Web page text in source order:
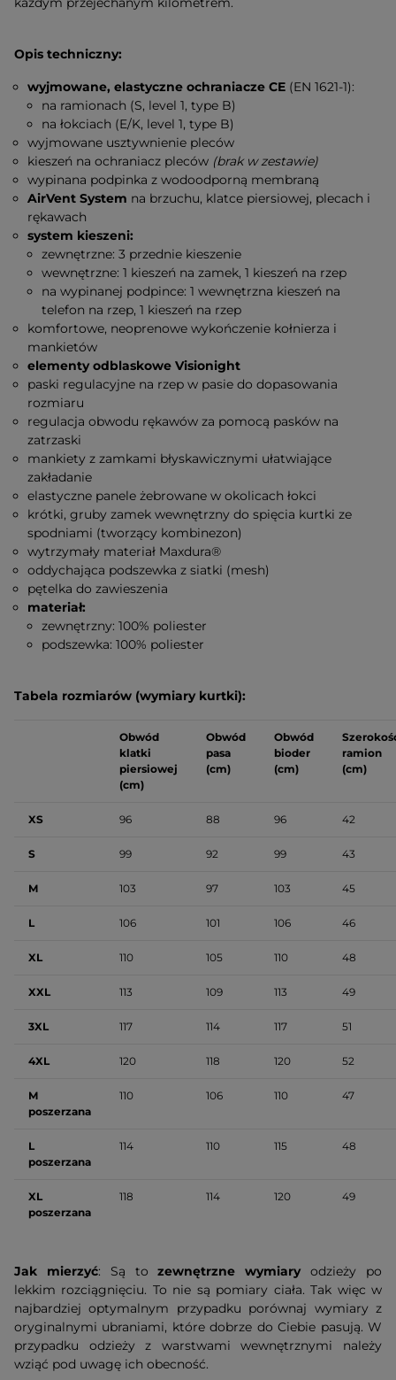
Opis techniczny:
wyjmowane, elastyczne ochraniacze CE (EN 1621-1):
na ramionach (S, level 1, type B)
na łokciach (E/K, level 1, type B)
wyjmowane usztywnienie pleców
kieszeń na ochraniacz pleców (brak w zestawie)
wypinana podpinka z wodoodporną membraną
AirVent System na brzuchu, klatce piersiowej, plecach i
rękawach
system kieszeni:
zewnętrzne: 3 przednie kieszenie
wewnętrzne: 1 kieszeń na zamek, 1 kieszeń na rzep
na wypinanej podpince: 1 wewnętrzna kieszeń na
telefon na rzep, 1 kieszeń na rzep
komfortowe, neoprenowe wykończenie kołnierza i
mankietów
elementy odblaskowe Visionight
paski regulacyjne na rzep w pasie do dopasowania
rozmiaru
regulacja obwodu rękawów za pomocą pasków na
zatrzaski
mankiety z zamkami błyskawicznymi ułatwiające
zakładanie
elastyczne panele żebrowane w okolicach łokci
krótki, gruby zamek wewnętrzny do spięcia kurtki ze
spodniami (tworzący kombinezon)
wytrzymały materiał Maxdura®
oddychająca podszewka z siatki (mesh)
pętelka do zawieszenia
materiał:
zewnętrzny: 100% poliester
podszewka: 100% poliester
Tabela rozmiarów (wymiary kurtki):
Obwód
klatki
piersiowej
(cm)
Obwód
pasa
(cm)
Obwód
bioder
(cm)
ramion
(cm)
XS 96 88 96 42
S 99 92 99 43
M 103 97 103 45
L 106 101 106 46
XL 110 105 110 48
XXL 113 109 113 49
3XL 117 114 117 51
4XL 120 118 120 52
M
poszerzana
110 106 110 47
L
poszerzana
114 110 115 48
XL
poszerzana
118 114 120 49
Jak mierzyć: Są tozewnętrzne wymiaryodzieży po
lekkim rozciągnięciu. To nie są pomiary ciała. Tak więc w
najbardziej optymalnym przypadku porównaj wymiary z
oryginalnymi ubraniami, które dobrze do Ciebie pasują. W
przypadku odzieży z warstwami wewnętrznymi należy
wziąć pod uwagę ich obecność.